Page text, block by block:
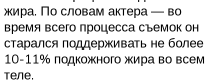
жира. По словам актера — во
время всего процесса съемок он
старался поддерживать не более
10-11% подкожного жира во всем
теле.